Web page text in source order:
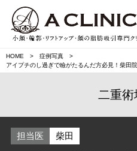
HOME
症例写真
アイプチのし過ぎで瞼がたるんだ方必見！柴田
二重術
担当医 柴田